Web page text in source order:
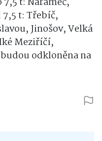
t: Třebíč,
Jinošov, Velká
Meziříčí,
odkloněna na